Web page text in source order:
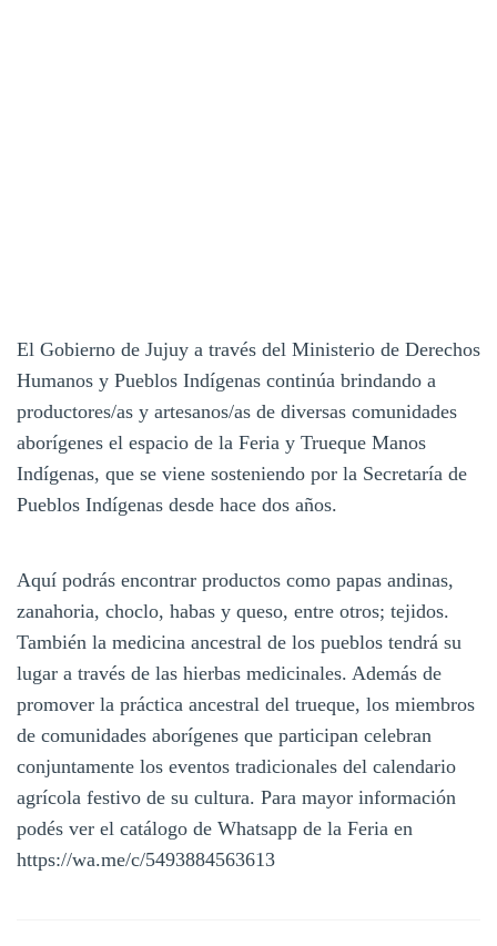
El Gobierno de Jujuy a través del Ministerio de Derechos
Humanos y Pueblos Indígenas continúa brindando a
productores/as y artesanos/as de diversas comunidades
aborígenes el espacio de la Feria y Trueque Manos
Indígenas, que se viene sosteniendo por la Secretaría de
Pueblos Indígenas desde hace dos años.
Aquí podrás encontrar productos como papas andinas,
zanahoria, choclo, habas y queso, entre otros; tejidos.
También la medicina ancestral de los pueblos tendrá su
lugar a través de las hierbas medicinales. Además de
promover la práctica ancestral del trueque, los miembros
de comunidades aborígenes que participan celebran
conjuntamente los eventos tradicionales del calendario
agrícola festivo de su cultura. Para mayor información
podés ver el catálogo de Whatsapp de la Feria en
https://wa.me/c/5493884563613